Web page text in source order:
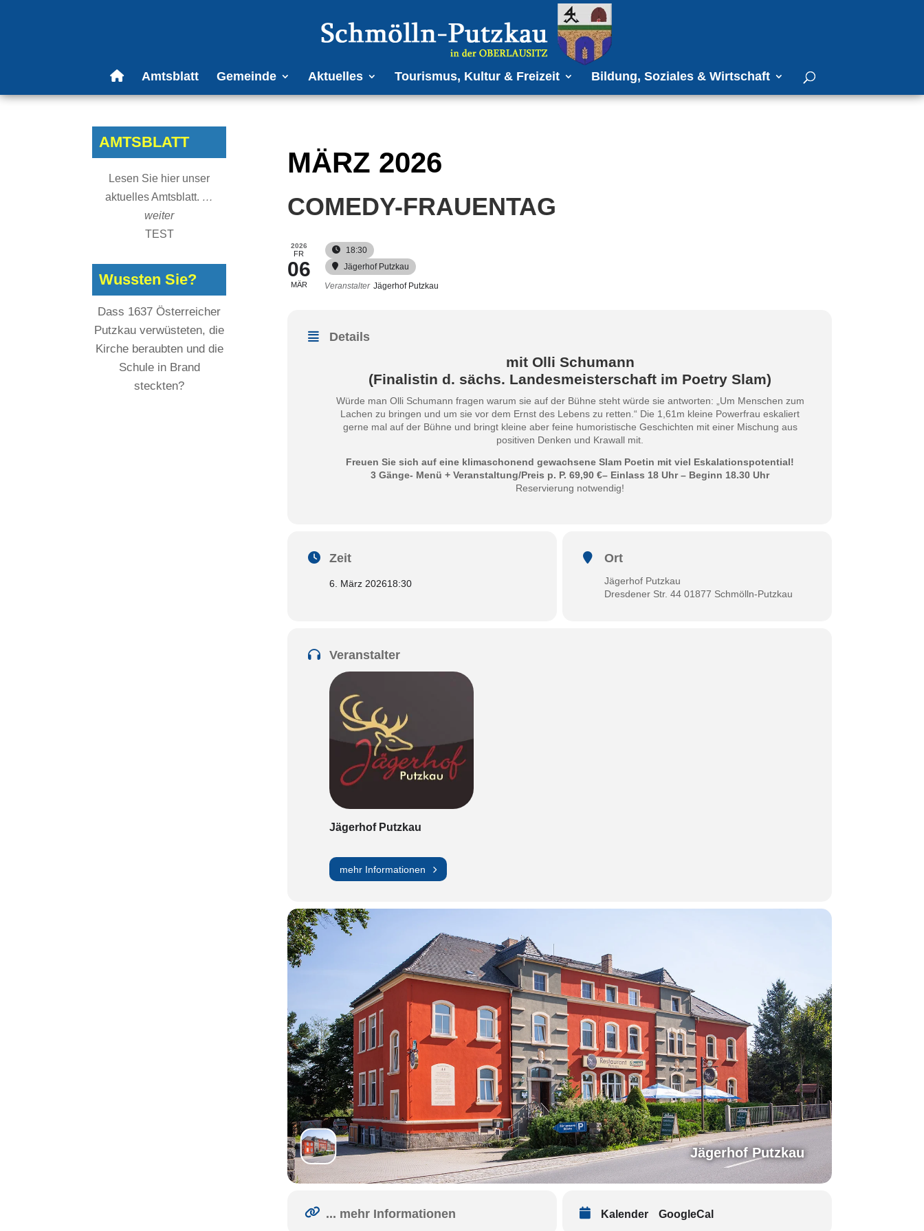
Amtsblatt Gemeinde Aktuelles Tourismus, Kultur & Freizeit Bildung, Soziales & Wirtschaft
MÄRZ 2026
COMEDY-FRAUENTAG
2026
FR
06
MÄR
18:30
Jägerhof Putzkau
Veranstalter Jägerhof Putzkau
Details
mit Olli Schumann
(Finalistin d. sächs. Landesmeisterschaft im Poetry Slam)
Würde man Olli Schumann fragen warum sie auf der Bühne steht würde sie antworten: „Um Menschen zum
Lachen zu bringen und um sie vor dem Ernst des Lebens zu retten.“ Die 1,61m kleine Powerfrau eskaliert
gerne mal auf der Bühne und bringt kleine aber feine humoristische Geschichten mit einer Mischung aus
positiven Denken und Krawall mit.
Freuen Sie sich auf eine klimaschonend gewachsene Slam Poetin mit viel Eskalationspotential!
3 Gänge- Menü + Veranstaltung/Preis p. P. 69,90 €– Einlass 18 Uhr – Beginn 18.30 Uhr
Reservierung notwendig!
Zeit
6. März 202618:30
Ort
Jägerhof Putzkau
Dresdener Str. 44 01877 Schmölln-Putzkau
Veranstalter
Jägerhof Putzkau
mehr Informationen
Jägerhof Putzkau
... mehr Informationen Kalender GoogleCal
AMTSBLATT
Lesen Sie hier unser
aktuelles Amtsblatt. …
weiter
TEST
Wussten Sie?
Dass 1637 Österreicher
Putzkau verwüsteten, die
Kirche beraubten und die
Schule in Brand
steckten?